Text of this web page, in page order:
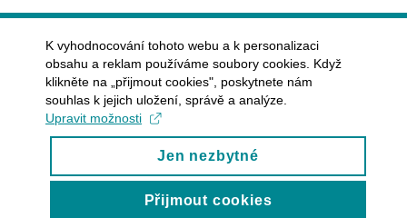
K vyhodnocování tohoto webu a k personalizaci
obsahu a reklam používáme soubory cookies. Když
klikněte na „přijmout cookies", poskytnete nám
souhlas k jejich uložení, správě a analýze.
Upravit možnosti
Jen nezbytné
Přijmout cookies